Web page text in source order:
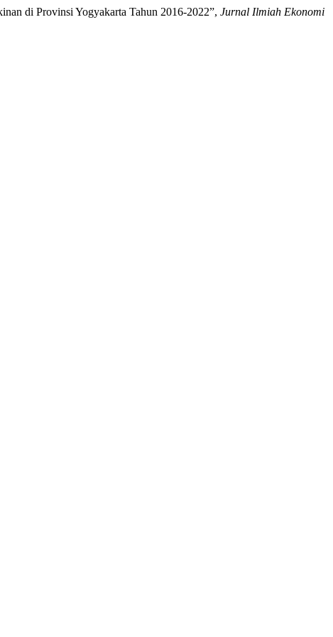
di Provinsi Yogyakarta Tahun 2016-2022”, Jurnal Ilmiah Ekonomi